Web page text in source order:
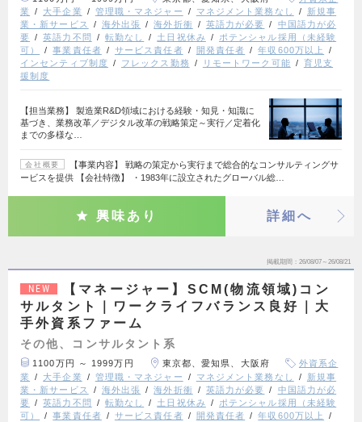
業
大手企業 管理職・マネジャー マネジメント業務なし
新規事
業・新サービス
海外出張 海外折衝 英語力が必要
中国語力が必
要
英語力不問 転勤なし 土日祝休み
ポテンシャル採用（未経験
可）
事業責任者 サービス責任者 開発責任者
年収600万以上
インセンティブ制度
フレックス勤務 リモートワーク可能
育児支
援制度
【担当業務】 製造業R&D領域における経験・知見・知識に
基づき、業務改革／デジタル改革の戦略策定～実行／定着化
までの多様な…
会社概要
【事業内容】 戦略の策定から実行まで総合的なコンサルティングサ
ービスを提供 【会社特徴】 ・1983年に設立されたグローバル総…
興味あり 詳細へ
掲載期間 26/08/07～26/08/21
NEW
【マネージャー】SCM(物流領域)コン
サルタント｜ワークライフバランス良好｜大
手外資系ファーム
その他、コンサルタント系
1100万円 ～ 1999万円 東京都、愛知県、大阪府
外資系企
業
大手企業 管理職・マネジャー マネジメント業務なし
新規事
業・新サービス
海外出張 海外折衝 英語力が必要
中国語力が必
要
英語力不問 転勤なし 土日祝休み
ポテンシャル採用（未経験
可）
事業責任者 サービス責任者 開発責任者
年収600万以上